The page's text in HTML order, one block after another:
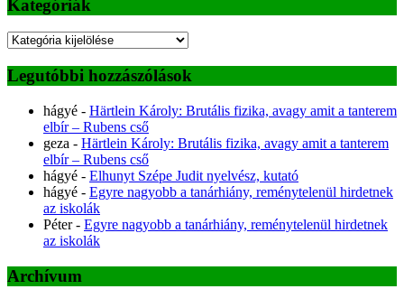
Kategóriák
Kategóriák
Legutóbbi hozzászólások
hágyé - Härtlein Károly: Brutális fizika, avagy amit a tanterem
elbír – Rubens cső
geza - Härtlein Károly: Brutális fizika, avagy amit a tanterem
elbír – Rubens cső
hágyé - Elhunyt Szépe Judit nyelvész, kutató
hágyé - Egyre nagyobb a tanárhiány, reménytelenül hirdetnek
az iskolák
Péter- Egyre nagyobb a tanárhiány, reménytelenül hirdetnek
az iskolák
Archívum